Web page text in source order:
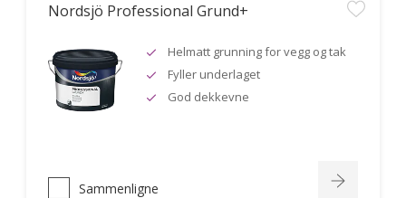
Nordsjö Professional Grund+
Helmatt grunning for vegg og tak
Fyller underlaget
God dekkevne
Sammenligne